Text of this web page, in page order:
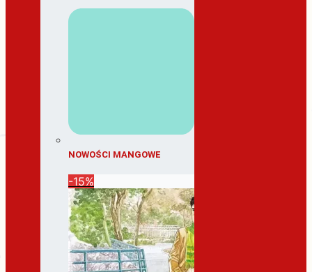
NOWOŚCI MANGOWE
-15%